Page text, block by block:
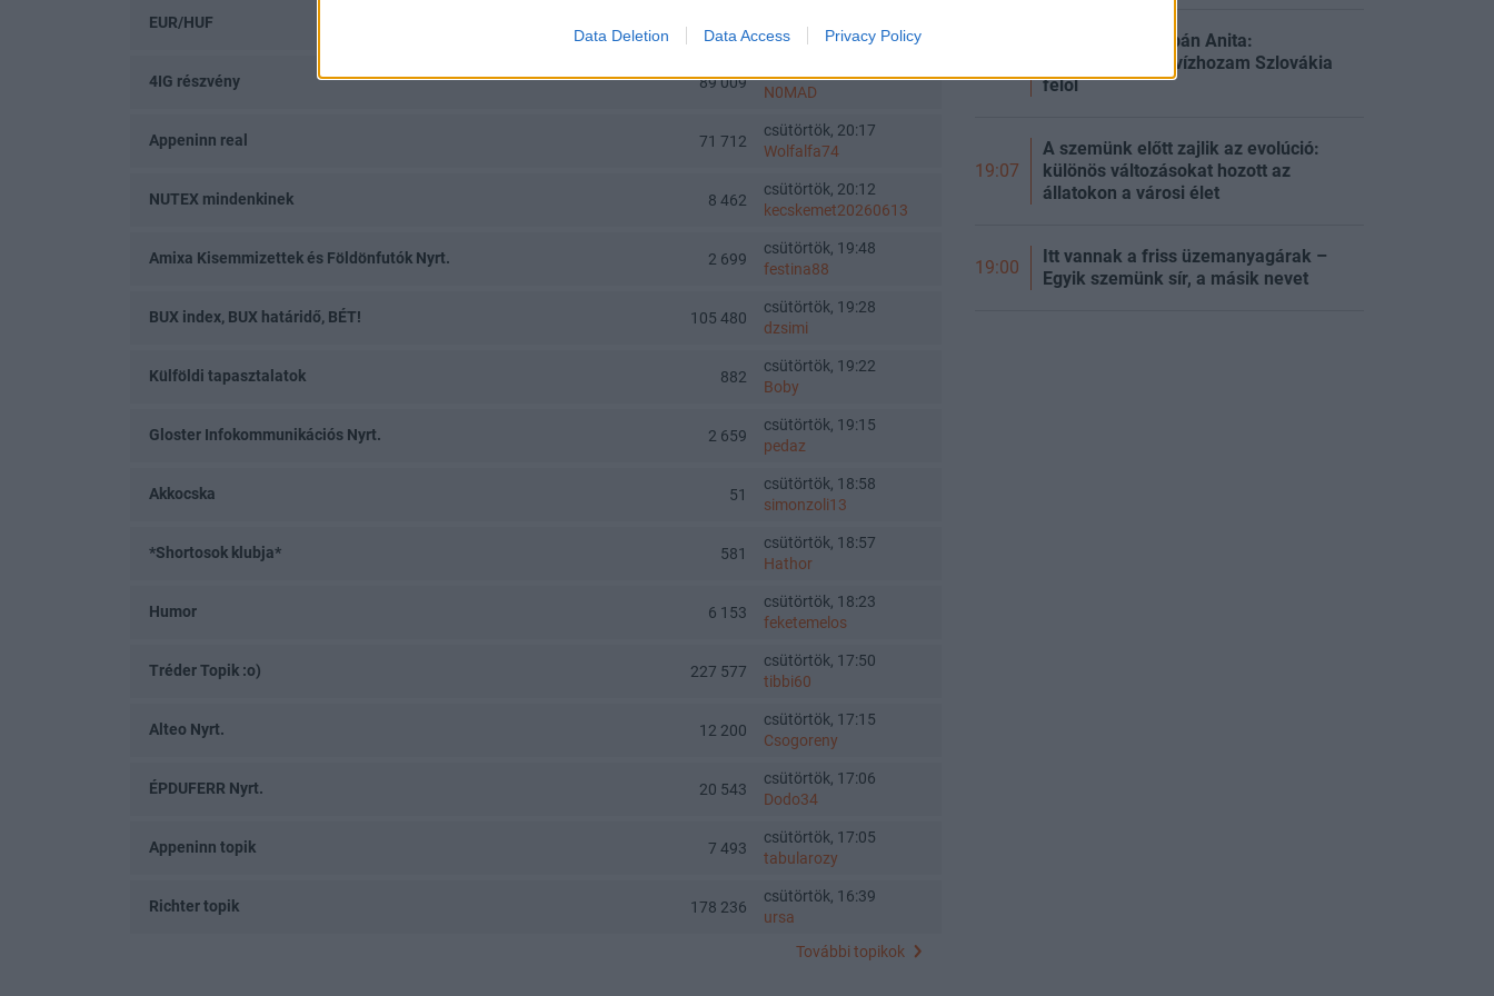
Data Deletion Data Access Privacy Policy
EUR/HUF
Bandita
4IG részvény 89 009
N0MAD
Appeninn real 71 712
csütörtök, 20:17
Wolfalfa74
NUTEX mindenkinek 8 462
csütörtök, 20:12
kecskemet20260613
Amixa Kisemmizettek és Földönfutók Nyrt. 2 699
csütörtök, 19:48
festina88
BUX index, BUX határidő, BÉT! 105 480
csütörtök, 19:28
dzsimi
Külföldi tapasztalatok 882
csütörtök, 19:22
Boby
Gloster Infokommunikációs Nyrt. 2 659
csütörtök, 19:15
pedaz
Akkocska 51
csütörtök, 18:58
simonzoli13
*Shortosok klubja* 581
csütörtök, 18:57
Hathor
Humor 6 153
csütörtök, 18:23
feketemelos
Tréder Topik :o) 227 577
csütörtök, 17:50
tibbi60
Alteo Nyrt. 12 200
csütörtök, 17:15
Csogoreny
ÉPDUFERR Nyrt. 20 543
csütörtök, 17:06
Dodo34
Appeninn topik 7 493
csütörtök, 17:05
tabularozy
Richter topik 178 236
csütörtök, 16:39
ursa
További topikok
Jó hírt közölt Orbán Anita:
stabilizálódott a vízhozam Szlovákia
felől
19:07
A szemünk előtt zajlik az evolúció:
különös változásokat hozott az
állatokon a városi élet
19:00
Itt vannak a friss üzemanyagárak –
Egyik szemünk sír, a másik nevet